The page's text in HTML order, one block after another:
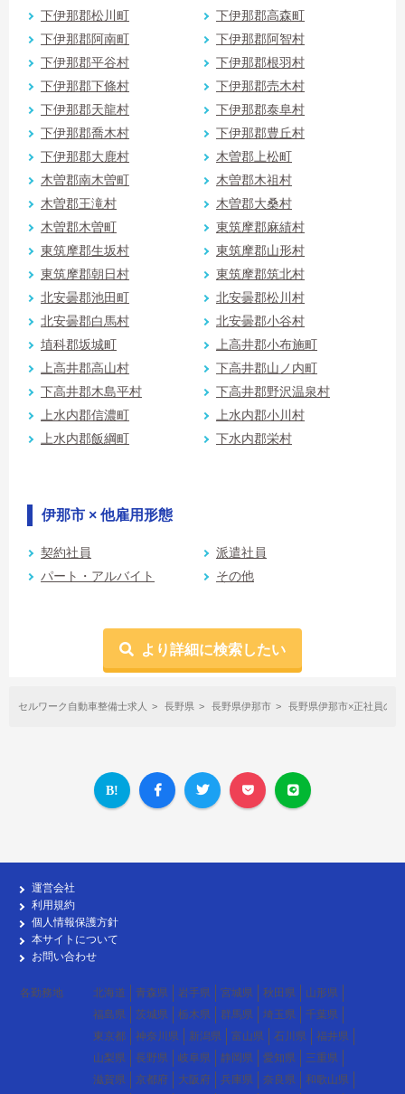
下伊那郡松川町
下伊那郡高森町
下伊那郡阿南町
下伊那郡阿智村
下伊那郡平谷村
下伊那郡根羽村
下伊那郡下條村
下伊那郡売木村
下伊那郡天龍村
下伊那郡泰阜村
下伊那郡喬木村
下伊那郡豊丘村
下伊那郡大鹿村
木曽郡上松町
木曽郡南木曽町
木曽郡木祖村
木曽郡王滝村
木曽郡大桑村
木曽郡木曽町
東筑摩郡麻績村
東筑摩郡生坂村
東筑摩郡山形村
東筑摩郡朝日村
東筑摩郡筑北村
北安曇郡池田町
北安曇郡松川村
北安曇郡白馬村
北安曇郡小谷村
埴科郡坂城町
上高井郡小布施町
上高井郡高山村
下高井郡山ノ内町
下高井郡木島平村
下高井郡野沢温泉村
上水内郡信濃町
上水内郡小川村
上水内郡飯綱町
下水内郡栄村
伊那市 × 他雇用形態
契約社員
派遣社員
パート・アルバイト
その他
より詳細に検索したい
セルワーク自動車整備士求人 長野県 長野県伊那市 長野県伊那市×正社員の
運営会社
利用規約
個人情報保護方針
本サイトについて
お問い合わせ
各勤務地 北海道 青森県 岩手県 宮城県 秋田県
山形県
福島県
茨城県 栃木県 群馬県 埼玉県
千葉県
東京都
神奈川県 新潟県 富山県 石川県
福井県
山梨県
長野県 岐阜県 静岡県 愛知県
三重県
滋賀県
京都府 大阪府 兵庫県 奈良県 和歌山県